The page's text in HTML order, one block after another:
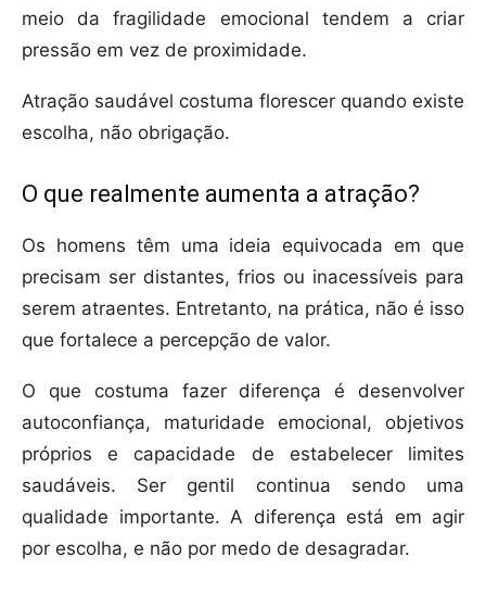
meio da fragilidade emocional tendem a criar
pressão em vez de proximidade.
Atração saudável costuma florescer quando existe
escolha, não obrigação.
O que realmente aumenta a atração?
Os homens têm uma ideia equivocada em que
precisam ser distantes, frios ou inacessíveis para
serem atraentes. Entretanto, na prática, não é isso
que fortalece a percepção de valor.
O que costuma fazer diferença é desenvolver
autoconfiança, maturidade emocional, objetivos
próprios e capacidade de estabelecer limites
saudáveis. Ser gentil continua sendo uma
qualidade importante. A diferença está em agir
por escolha, e não por medo de desagradar.